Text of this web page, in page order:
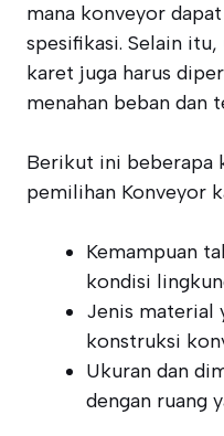
mana konveyor
spesifikasi. Selain
karet juga harus
menahan beban dan
Berikut ini beberapa
pemilihan Konveyor
Kemampuan
kondisi
Jenis material
konstruksi
Ukuran dan
dengan ruang